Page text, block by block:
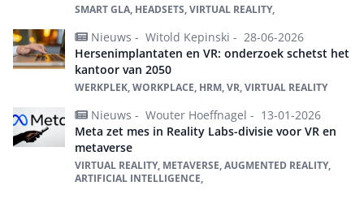
SMART GLA, HEADSETS, VIRTUAL REALITY,
Nieuws - Witold Kepinski - 28-06-2026
Hersenimplantaten en VR: onderzoek schetst het
kantoor van 2050
WERKPLEK, WORKPLACE, HRM, VR, VIRTUAL REALITY
Nieuws - Wouter Hoeffnagel - 13-01-2026
Meta zet mes in Reality Labs-divisie voor VR en
metaverse
VIRTUAL REALITY, METAVERSE, AUGMENTED REALITY,
ARTIFICIAL INTELLIGENCE,